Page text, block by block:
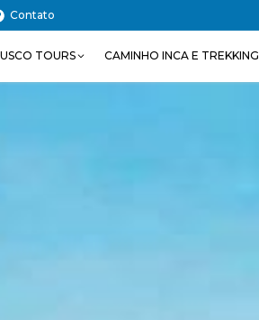
Contato
TOURS CAMINHO INCA E TREKKING